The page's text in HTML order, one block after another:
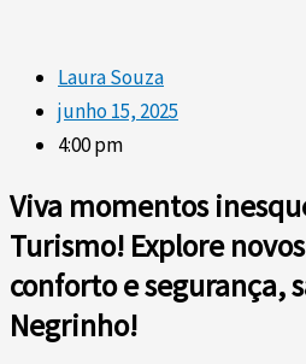
Laura Souza
junho 15, 2025
4:00 pm
Viva momentos
Turismo! Explore
conforto e segurança,
Negrinho!